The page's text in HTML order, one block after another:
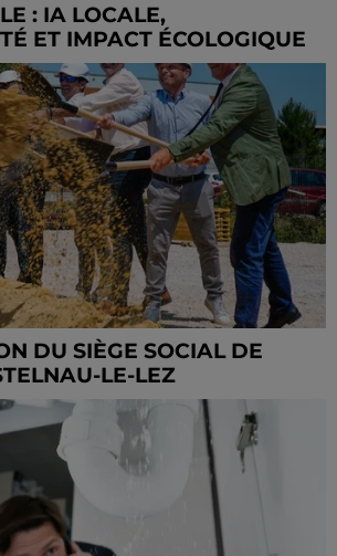
: IA LOCALE,
ET IMPACT ÉCOLOGIQUE
DU SIÈGE SOCIAL DE
LE-LEZ